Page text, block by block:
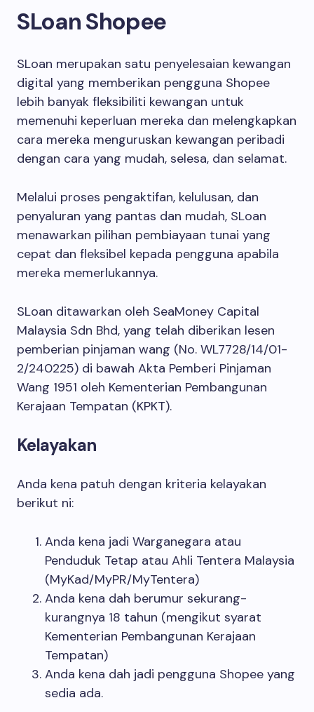
SLoan Shopee
SLoan merupakan satu penyelesaian kewangan
digital yang memberikan pengguna Shopee
lebih banyak fleksibiliti kewangan untuk
memenuhi keperluan mereka dan melengkapkan
cara mereka menguruskan kewangan peribadi
dengan cara yang mudah, selesa, dan selamat.
Melalui proses pengaktifan, kelulusan, dan
penyaluran yang pantas dan mudah, SLoan
menawarkan pilihan pembiayaan tunai yang
cepat dan fleksibel kepada pengguna apabila
mereka memerlukannya.
SLoan ditawarkan oleh SeaMoney Capital
Malaysia Sdn Bhd, yang telah diberikan lesen
pemberian pinjaman wang (No. WL7728/14/01-
2/240225) di bawah Akta Pemberi Pinjaman
Wang 1951 oleh Kementerian Pembangunan
Kerajaan Tempatan (KPKT).
Kelayakan
Anda kena patuh dengan kriteria kelayakan
berikut ni:
Anda kena jadi Warganegara atau
Penduduk Tetap atau Ahli Tentera Malaysia
(MyKad/MyPR/MyTentera)
Anda kena dah berumur sekurang-
kurangnya 18 tahun (mengikut syarat
Kementerian Pembangunan Kerajaan
Tempatan)
Anda kena dah jadi pengguna Shopee yang
sedia ada.